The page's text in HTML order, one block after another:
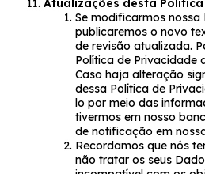
Atualizações desta
Se modificarmos nossa
publicaremos o novo
de revisão atualizada.
Política de Privacidade
Caso haja alteração
dessa Política de
lo por meio das
tivermos em nosso
de notificação em
Recordamos que nós
não tratar os seus